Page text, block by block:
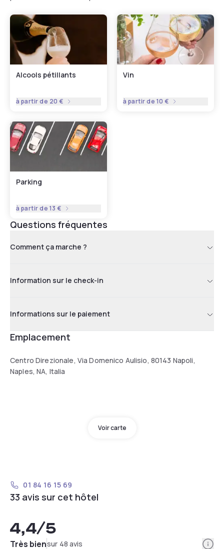
Alcools pétillants
à partir de 20 €
Vin
à partir de 10 €
Parking
à partir de 13 €
Questions fréquentes
Comment ça marche ?
Information sur le check-in
Informations sur le paiement
Emplacement
Centro Direzionale, Via Domenico Aulisio, 80143 Napoli,
Naples, NA, Italia
Voir carte
01 84 16 15 69
33 avis sur cet hôtel
4,4/5
Très biensur 48 avis